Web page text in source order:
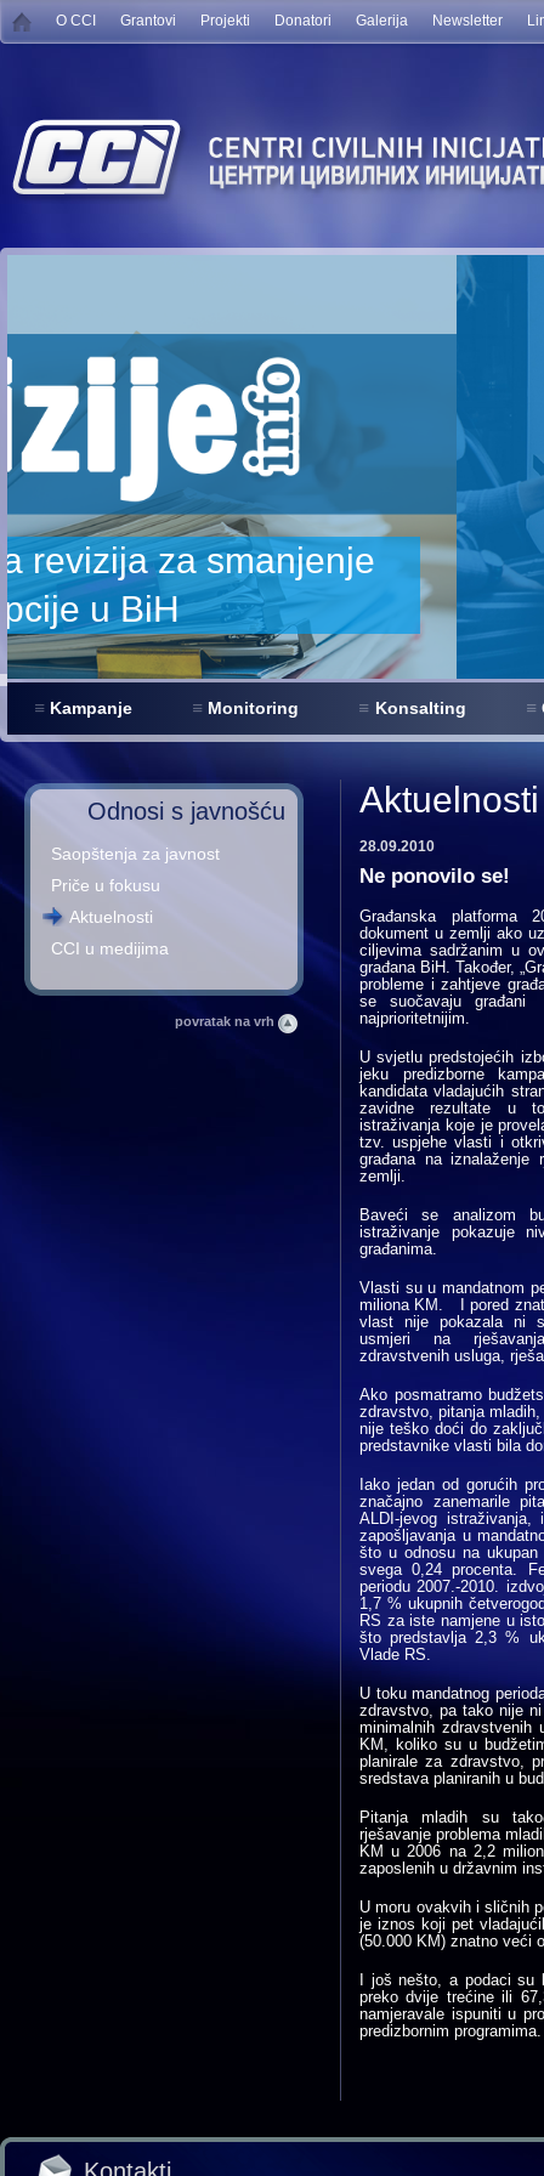
O CCI Grantovi Projekti Donatori Galerija Newsletter
Kampanje Monitoring Konsalting
Odnosi s javnošću
Saopštenja za javnost
Priče u fokusu
Aktuelnosti
CCI u medijima
povratak na vrh
Aktuelnosti
28.09.2010
Ne ponovilo se!
Građanska platforma
dokument u zemlji ako
ciljevima sadržanim u
građana BiH. Također,
probleme i zahtjeve
se suočavaju
najprioritetnijim.
U svjetlu predstojećih
jeku predizborne
kandidata vladajućih
zavidne rezultate u
istraživanja koje je
tzv. uspjehe vlasti i
građana na iznalaženje
zemlji.
Baveći se analizom
istraživanje pokazuje
građanima.
Vlasti su u mandatnom
miliona KM. I pored
vlast nije pokazala ni
usmjeri na
zdravstvenih usluga,
Ako posmatramo
zdravstvo, pitanja
nije teško doći do
predstavnike vlasti bila
Iako jedan od gorućih
značajno zanemarile
ALDI-jevog
zapošljavanja u
što u odnosu na
svega 0,24 procenta.
periodu 2007.-2010.
1,7 % ukupnih
RS za iste namjene u
što predstavlja 2,3 %
Vlade RS.
U toku mandatnog
zdravstvo, pa tako nije
minimalnih zdravstvenih
KM, koliko su u
planirale za zdravstvo,
sredstava planiranih u
Pitanja mladih su
rješavanje problema
KM u 2006 na 2,2
zaposlenih u državnim
U moru ovakvih i sličnih
je iznos koji pet
(50.000 KM) znatno veći
I još nešto, a podaci
preko dvije trećine ili
namjeravale ispuniti u
predizbornim
Kontakti